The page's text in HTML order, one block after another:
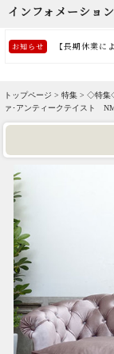
トップページ > 特集 > ◇特集
ァ･アンティークテイスト